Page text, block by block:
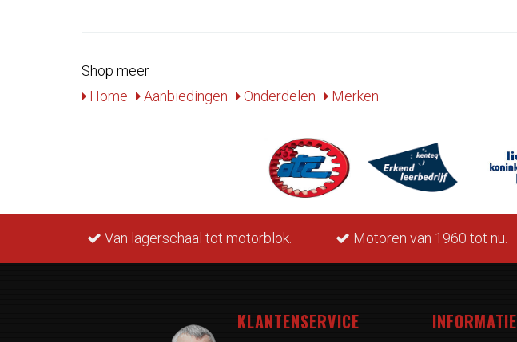
Shop meer
Home
Aanbiedingen Onderdelen Merken
Van lagerschaal tot motorblok. Motoren van 1960 tot nu.
KLANTENSERVICE INFORMATIE